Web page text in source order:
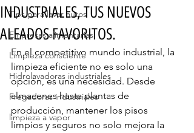
Tips para lavar autos
Empresas alimentarias
Limpieza consciente
Hidrolavadoras industriales
Fregadoras industriales
limpieza a vapor
INDUSTRIALES, TUS NUEVOS
ALEADOS FAVORITOS.
En el competitivo mundo industrial, la
limpieza eficiente no es solo una
opción, es una necesidad. Desde
almacenes hasta plantas de
producción, mantener los pisos
limpios y seguros no solo mejora la